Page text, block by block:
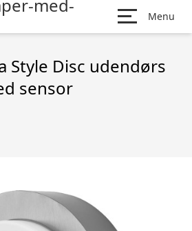
med-
Menu
Style Disc udendørs
sensor